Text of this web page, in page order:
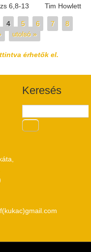
6,8-13 Tim Howlett
4 5 6 7
8
utolsó »
érhetők el.
Keresés